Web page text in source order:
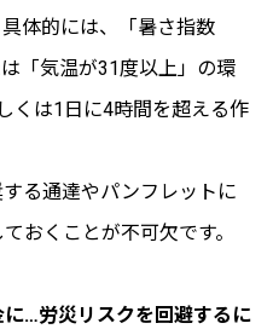
体的には、「暑さ指数
は「気温が31度以上」の環
くは1日に4時間を超える作
る通達やパンフレットに
おくことが不可欠です。
…労災リスクを回避するに